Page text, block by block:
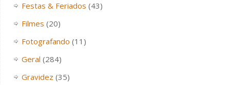
Festas & Feriados (43)
Filmes (20)
Fotografando (11)
Geral (284)
Gravidez (35)